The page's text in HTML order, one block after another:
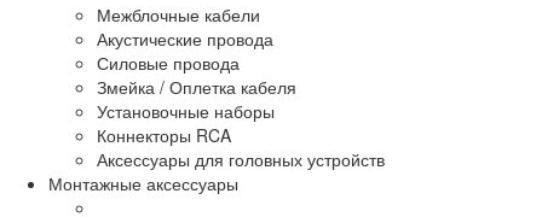
Межблочные кабели
Акустические провода
Силовые провода
Змейка / Оплетка кабеля
Установочные наборы
Коннекторы RCA
Аксессуары для головных устройств
Монтажные аксессуары